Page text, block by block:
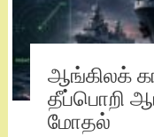
ஆங்கிலக்
தீப்பொறி
மோதல்